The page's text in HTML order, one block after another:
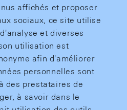
affichés et proposer
sociaux, ce site utilise
et diverses
utilisation est
afin d'améliorer
personnelles sont
des prestataires de
à savoir dans le